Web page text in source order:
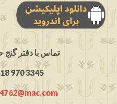
: تماس با دفتر
970 3345